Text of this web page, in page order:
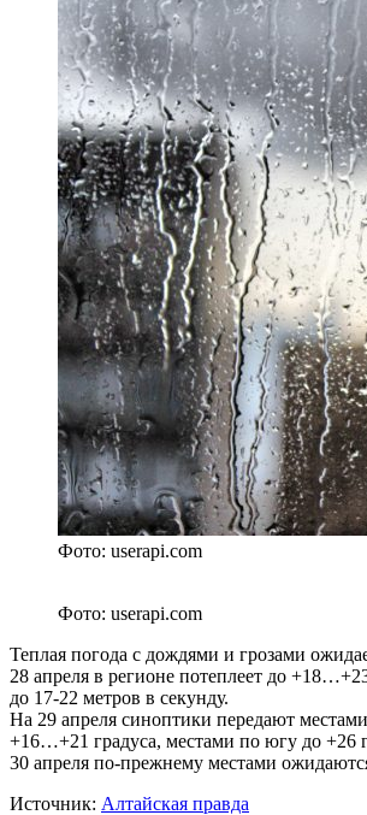
Фото: userapi.com
Фото: userapi.com
Теплая погода с дождями и грозами
28 апреля в регионе потеплеет до
до 17-22 метров в секунду.
На 29 апреля синоптики передают
+16…+21 градуса, местами по югу до +26
30 апреля по-прежнему местами
Источник: Алтайская правда